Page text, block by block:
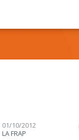
01/10/2012
LA FRAP